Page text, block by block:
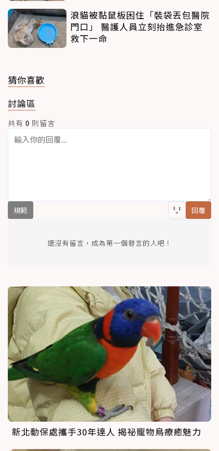
浪貓被黏鼠板困住「裝袋丟包醫院
門口」 醫護人員立刻抬進急診室
救下一命
猜你喜歡
討論區
共有 0 則留言
規範 回覆
還沒有留言，成為第一個發言的人吧！
新北動保處攜手30年達人 揭祕寵物鳥療癒魅力